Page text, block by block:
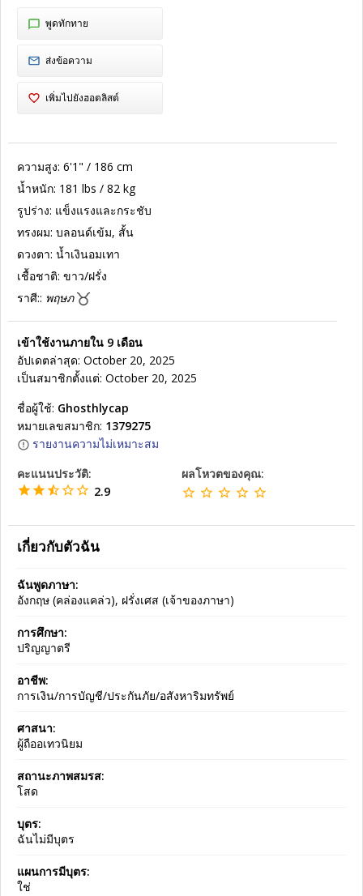
พูดทักทาย
ส่งข้อความ
เพิ่มไปยังฮอตลิสต์
ความสูง: 6'1" / 186 cm
น้ำหนัก: 181 lbs / 82 kg
รูปร่าง: แข็งแรงและกระชับ
ทรงผม: บลอนด์เข้ม, สั้น
ดวงตา: น้ำเงินอมเทา
เชื้อชาติ: ขาว/ฝรั่ง
ราศี:: พฤษภ
เข้าใช้งานภายใน 9 เดือน
อัปเดตล่าสุด: October 20, 2025
เป็นสมาชิกตั้งแต่: October 20, 2025
ชื่อผู้ใช้: Ghosthlycap
หมายเลขสมาชิก: 1379275
รายงานความไม่เหมาะสม
คะแนนประวัติ:
2.9
ผลโหวตของคุณ:
เกี่ยวกับตัวฉัน
ฉันพูดภาษา:
อังกฤษ (คล่องแคล่ว), ฝรั่งเศส (เจ้าของภาษา)
การศึกษา:
ปริญญาตรี
อาชีพ:
การเงิน/การบัญชี/ประกันภัย/อสังหาริมทรัพย์
ศาสนา:
ผู้ถืออเทวนิยม
สถานะภาพสมรส:
โสด
บุตร:
ฉันไม่มีบุตร
แผนการมีบุตร:
ใช่